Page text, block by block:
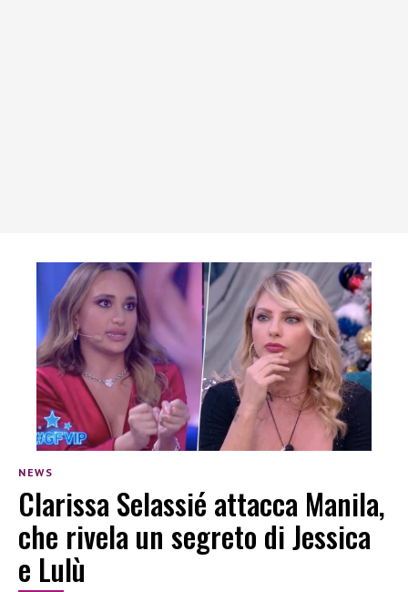
NEWS
Clarissa Selassié attacca Manila,
che rivela un segreto di Jessica
e Lulù